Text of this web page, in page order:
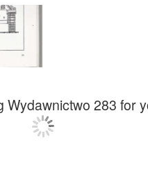
Wydawnictwo 283 for